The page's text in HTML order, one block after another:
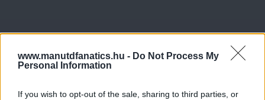
www.manutdfanatics.hu - Do Not Process My
Personal Information
If you wish to opt-out of the sale, sharing to third parties, or